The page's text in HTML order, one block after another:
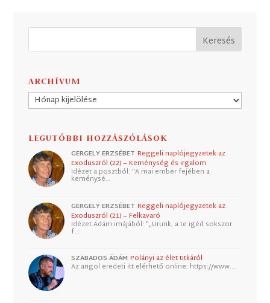
ARCHÍVUM
Archívum
LEGUTÓBBI HOZZÁSZÓLÁSOK
GERGELY ERZSÉBET Reggeli naplójegyzetek az
Exoduszról (22) – Keménység és irgalom
Idézet a posztból: "A mai ember fejében a
keménysé…
GERGELY ERZSÉBET Reggeli naplójegyzetek az
Exoduszról (21) – Felkavaró
Idézet Ádám imájából: "„Urunk, a te igéd sokszor
f…
SZABADOS ÁDÁM Polányi az élet titkáról
Az angol eredeti itt elérhető online: https://www.…